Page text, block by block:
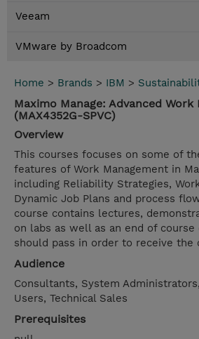
Veeam
VMware by Broadcom
Home > Brands > IBM >
Maximo Manage: Advanced Work
(MAX4352G-SPVC)
Overview
This courses focuses on some of
features of Work Management in
including Reliability Strategies,
Dynamic Job Plans and process
course contains lectures,
on labs as well as an end of course
should pass in order to receive the
Audience
Consultants, System
Users, Technical Sales
Prerequisites